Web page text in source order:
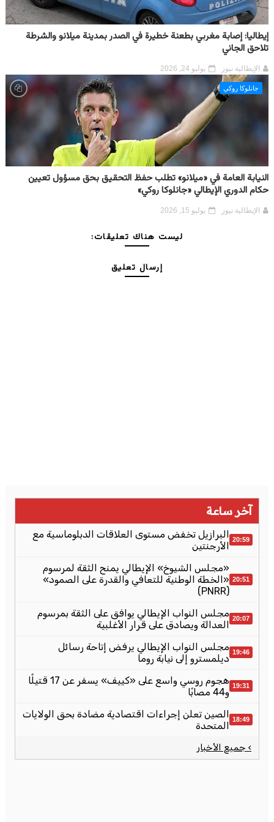
إيطاليا: إصابة مغربي بطعنة خطيرة في الصدر بمدينة ميلانو والشرطة
تلاحق الجاني
الإيطالية نيوز يوليو 24, 2026
جانلوكا روكي
النيابة العامة في «ميلانو» تطلب حفظ التحقيق بحق مسؤول تعيين
حكام الدوري الإيطالي «جانلوكا روكي»
الإيطالية نيوز يوليو 15, 2026
ليست هناك تعليقات:
إرسال تعليق
آخر ساعة
20:59 البرازيل تخفض مستوى العلاقات الدبلوماسية مع
الأرجنتين
20:51
«مجلس الشيوخ» الإيطالي يمنح الثقة لمرسوم
«الخطة الوطنية للتعافي والقدرة على الصمود»
(PNRR)
20:07 مجلس النواب الإيطالي يوافق على الثقة بمرسوم
العدالة ويصادق على قرار الأغلبية
19:46 مجلس النواب الإيطالي يرفض إتاحة رسائل
ديلمسترو إلى نيابة روما
19:31
هجوم روسي واسع على «كييف» يسفر عن 17 قتيلًا
و44 مصابًا
18:49 الصين تعلن إجراءات اقتصادية مضادة بحق الولايات
المتحدة
› جميع الأخبار